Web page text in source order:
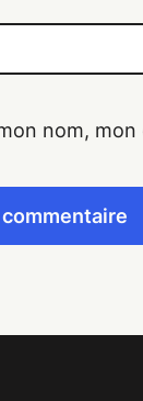
nom,